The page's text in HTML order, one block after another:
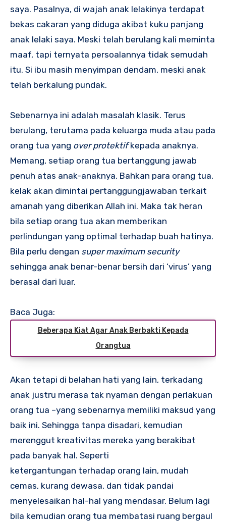
saya. Pasalnya, di wajah anak lelakinya terdapat
bekas cakaran yang diduga akibat kuku panjang
anak lelaki saya. Meski telah berulang kali meminta
maaf, tapi ternyata persoalannya tidak semudah
itu. Si ibu masih menyimpan dendam, meski anak
telah berkalung pundak.
Sebenarnya ini adalah masalah klasik. Terus
berulang, terutama pada keluarga muda atau pada
orang tua yang over protektifkepada anaknya.
Memang, setiap orang tua bertanggung jawab
penuh atas anak-anaknya. Bahkan para orang tua,
kelak akan dimintai pertanggungjawaban terkait
amanah yang diberikan Allah ini. Maka tak heran
bila setiap orang tua akan memberikan
perlindungan yang optimal terhadap buah hatinya.
Bila perlu dengan super maximum security
sehingga anak benar-benar bersih dari ‘virus’ yang
berasal dari luar.
Baca Juga:
Beberapa Kiat Agar Anak Berbakti Kepada
Orangtua
Akan tetapi di belahan hati yang lain, terkadang
anak justru merasa tak nyaman dengan perlakuan
orang tua –yang sebenarnya memiliki maksud yang
baik ini. Sehingga tanpa disadari, kemudian
merenggut kreativitas mereka yang berakibat
pada banyak hal. Seperti
ketergantungan terhadap orang lain, mudah
cemas, kurang dewasa, dan tidak pandai
menyelesaikan hal-hal yang mendasar. Belum lagi
bila kemudian orang tua membatasi ruang bergaul